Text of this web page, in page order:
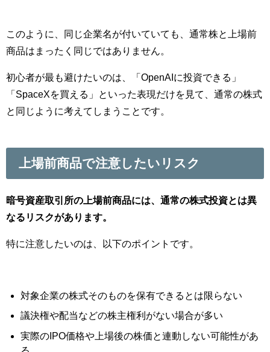
このように、同じ企業名が付いていても、通常株と上場前
商品はまったく同じではありません。
初心者が最も避けたいのは、「OpenAIに投資できる」
「SpaceXを買える」といった表現だけを見て、通常の株式
と同じように考えてしまうことです。
上場前商品で注意したいリスク
暗号資産取引所の上場前商品には、通常の株式投資とは異
なるリスクがあります。
特に注意したいのは、以下のポイントです。
対象企業の株式そのものを保有できるとは限らない
議決権や配当などの株主権利がない場合が多い
実際のIPO価格や上場後の株価と連動しない可能性があ